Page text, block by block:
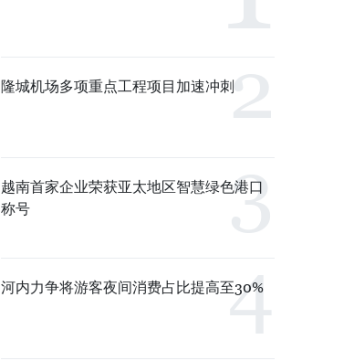
隆城机场多项重点工程项目加速冲刺
越南首家企业荣获亚太地区智慧绿色港口
称号
河内力争将游客夜间消费占比提高至30%